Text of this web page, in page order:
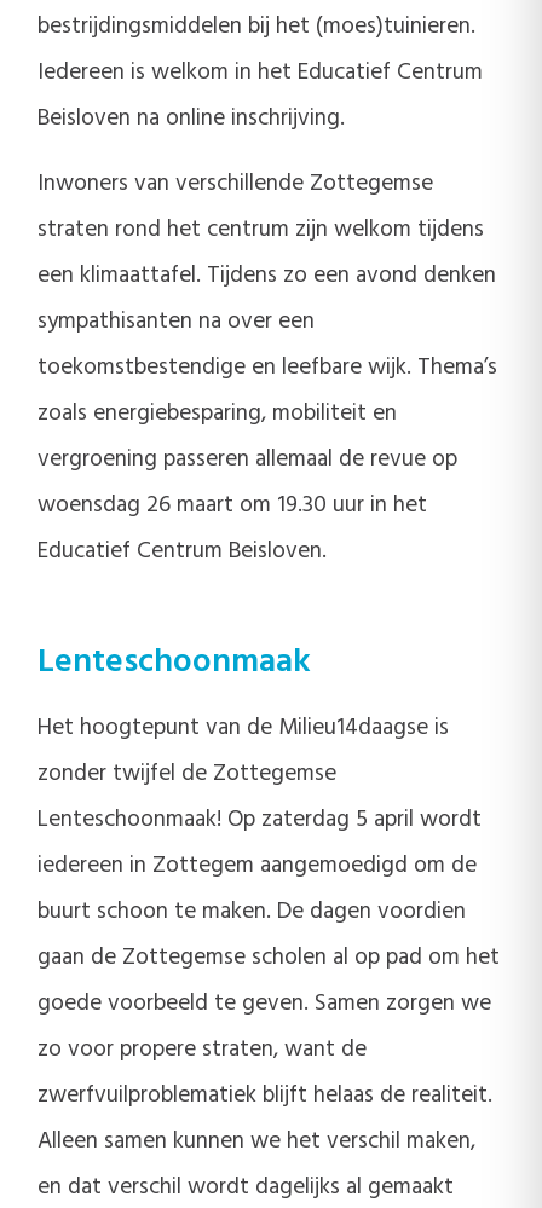
bestrijdingsmiddelen bij het (moes)tuinieren.
Iedereen is welkom in het Educatief Centrum
Beisloven na online inschrijving.
Inwoners van verschillende Zottegemse
straten rond het centrum zijn welkom tijdens
een klimaattafel. Tijdens zo een avond denken
sympathisanten na over een
toekomstbestendige en leefbare wijk. Thema’s
zoals energiebesparing, mobiliteit en
vergroening passeren allemaal de revue op
woensdag 26 maart om 19.30 uur in het
Educatief Centrum Beisloven.
Lenteschoonmaak
Het hoogtepunt van de Milieu14daagse is
zonder twijfel de Zottegemse
Lenteschoonmaak! Op zaterdag 5 april wordt
iedereen in Zottegem aangemoedigd om de
buurt schoon te maken. De dagen voordien
gaan de Zottegemse scholen al op pad om het
goede voorbeeld te geven. Samen zorgen we
zo voor propere straten, want de
zwerfvuilproblematiek blijft helaas de realiteit.
Alleen samen kunnen we het verschil maken,
en dat verschil wordt dagelijks al gemaakt